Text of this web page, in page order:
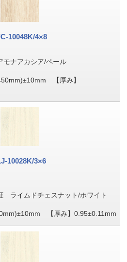
10048K/4×8
ナアカシア/ペール
【厚み】
10028K/3×6
イムドチェスナット/ホワイト
【厚み】0.95±0.11mm